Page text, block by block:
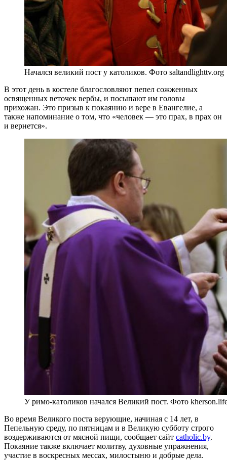
Начался великий пост у католиков. Фото saltandlighttv.org
В этот день в костеле благословляют пепел сожженных
освященных веточек вербы, и посыпают им головы
прихожан. Это призыв к покаянию и вере в Евангелие, а
также напоминание о том, что «человек — это прах, в прах он
и вернется».
У римо-католиков начался Великий пост. Фото
Во время Великого поста верующие, начиная с 14 лет, в
Пепельную среду, по пятницам и в Великую субботу строго
воздерживаются от мясной пищи, сообщает сайт catholic.by.
Покаяние также включает молитву, духовные упражнения,
участие в воскресных мессах, милостыню и добрые дела.